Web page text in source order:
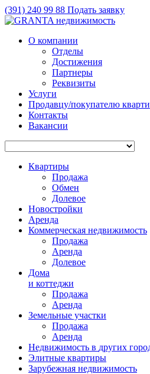
(391) 240 99 88 Подать заявку
О компании
Отделы
Достижения
Партнеры
Реквизиты
Услуги
Продавцу/покупателю
Контакты
Вакансии
Квартиры
Продажа
Обмен
Долевое
Новостройки
Аренда
Коммерческая недвижимость
Продажа
Аренда
Долевое
Дома
и коттеджи
Продажа
Аренда
Земельные участки
Продажа
Аренда
Недвижимость в других
Элитные квартиры
Зарубежная недвижимость